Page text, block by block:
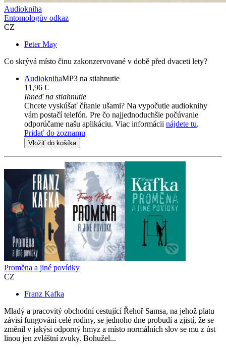
Audiokniha
Entomologův odkaz
CZ
Peter May
Co skrývá místo činu zakonzervované v době před dvaceti lety?
AudioknihaMP3 na stiahnutie
11,96 €
Ihneď na stiahnutie
Chcete vyskúšať čítanie ušami? Na vypočutie audioknihy
vám postačí telefón. Pre čo najjednoduchšie počúvanie
odporúčame našu aplikáciu. Viac informácii nájdete tu.
Pridať do zoznamu
Vložiť do košíka
Proměna a jiné povídky
CZ
Franz Kafka
Mladý a pracovitý obchodní cestující Řehoř Samsa, na jehož platu
závisí fungování celé rodiny, se jednoho dne probudí a zjistí, že se
změnil v jakýsi odporný hmyz a místo normálních slov se mu z úst
linou jen zvláštní zvuky. Bohužel...